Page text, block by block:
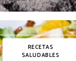
RECETAS
SALUDABLES